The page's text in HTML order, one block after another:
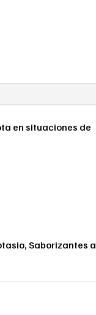
en situaciones de
Saborizantes a